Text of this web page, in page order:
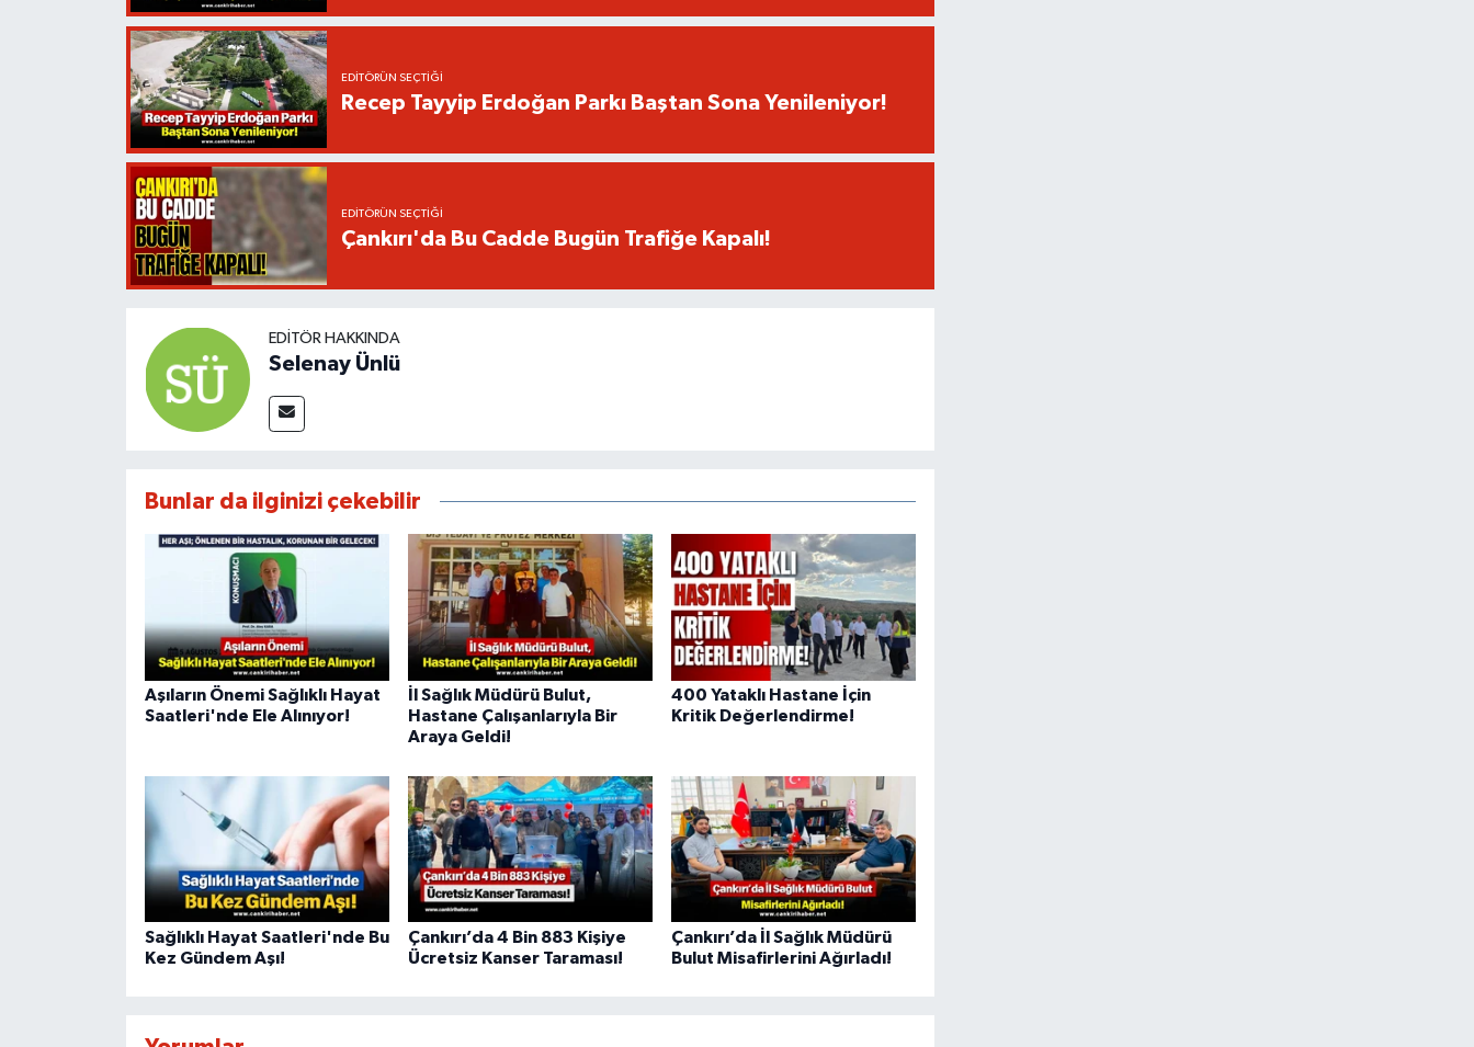
EDITÖRÜN SEÇTIĞI
Recep Tayyip Erdoğan Parkı Baştan Sona Yenileniyor!
EDITÖRÜN SEÇTIĞI
Çankırı'da Bu Cadde Bugün Trafiğe Kapalı!
EDITÖR HAKKINDA
Selenay Ünlü
Bunlar da ilginizi çekebilir
Aşıların Önemi Sağlıklı Hayat
Saatleri'nde Ele Alınıyor!
İl Sağlık Müdürü Bulut,
Hastane Çalışanlarıyla Bir
Araya Geldi!
400 Yataklı Hastane İçin
Kritik Değerlendirme!
Sağlıklı Hayat Saatleri'nde Bu
Kez Gündem Aşı!
Çankırı’da 4 Bin 883 Kişiye
Ücretsiz Kanser Taraması!
Çankırı’da İl Sağlık Müdürü
Bulut Misafirlerini Ağırladı!